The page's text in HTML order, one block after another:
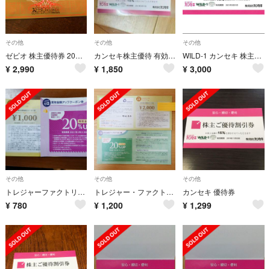
その他
ゼビオ 株主優待券 20%オフ
¥ 2,990
その他
カンセキ株主優待 有効期間7月３１日まで延長しています
¥ 1,850
その他
WILD-1 カンセキ 株主優待 割引券 1枚有効期限2021年5月31日
¥ 3,000
その他
トレジャーファクトリー 優待
¥ 780
その他
トレジャー・ファクトリーお買い物割引＆買い取りアップクーポン
¥ 1,200
その他
カンセキ 優待券
¥ 1,299